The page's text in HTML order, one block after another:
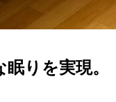
りを実現。